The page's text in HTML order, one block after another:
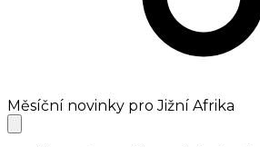
Měsíční novinky pro Jižní Afrika